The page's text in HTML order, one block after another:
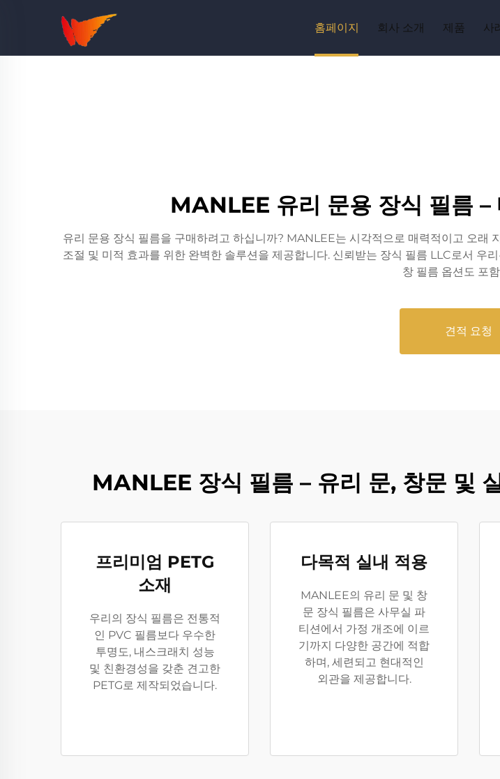
홈페이지 회사 소개 제품 사
MANLEE 유리 문용 장식 필름 –
유리 문용 장식 필름을 구매하려고 하십니까? MANLEE는 시각적으로 매력적이고 오래
조절 및 미적 효과를 위한 완벽한 솔루션을 제공합니다. 신뢰받는 장식 필름 LLC로서 우
창 필름 옵션도 포
견적 요청
MANLEE 장식 필름 – 유리 문, 창문 및
프리미엄 PETG
소재
우리의 장식 필름은 전통적
인 PVC 필름보다 우수한
투명도, 내스크래치 성능
및 친환경성을 갖춘 견고한
PETG로 제작되었습니다.
다목적 실내 적용
MANLEE의 유리 문 및 창
문 장식 필름은 사무실 파
티션에서 가정 개조에 이르
기까지 다양한 공간에 적합
하며, 세련되고 현대적인
외관을 제공합니다.